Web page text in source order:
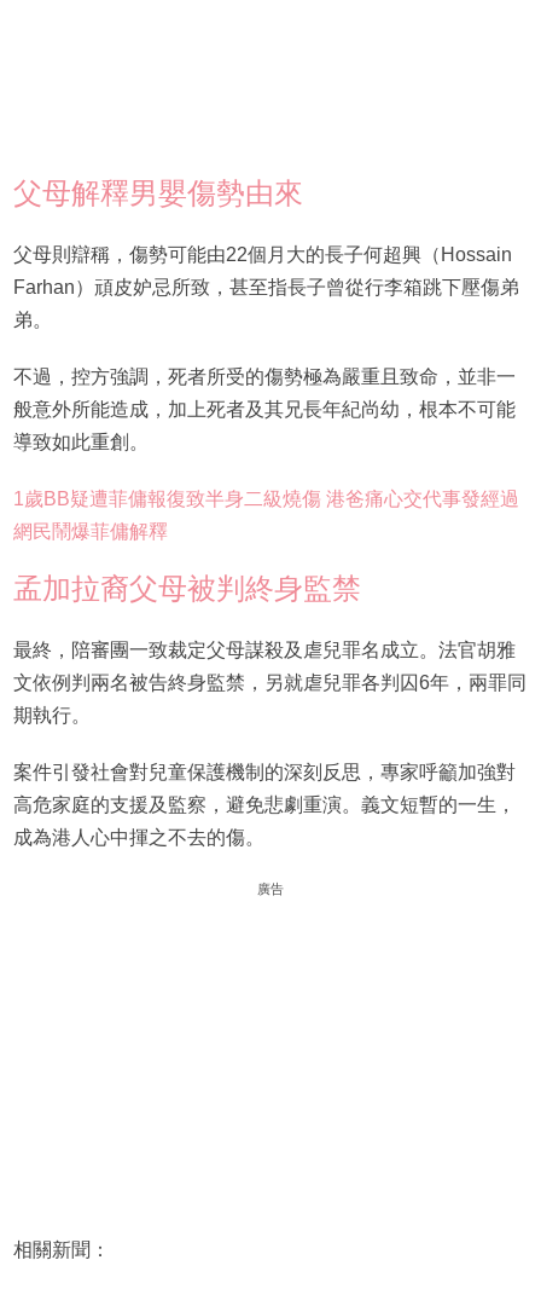
父母解釋男嬰傷勢由來
父母則辯稱，傷勢可能由22個月大的長子何超興（Hossain
Farhan）頑皮妒忌所致，甚至指長子曾從行李箱跳下壓傷弟
弟。
不過，控方強調，死者所受的傷勢極為嚴重且致命，並非一
般意外所能造成，加上死者及其兄長年紀尚幼，根本不可能
導致如此重創。
1歲BB疑遭菲傭報復致半身二級燒傷 港爸痛心交代事發經過
網民鬧爆菲傭解釋
孟加拉裔父母被判終身監禁
最終，陪審團一致裁定父母謀殺及虐兒罪名成立。法官胡雅
文依例判兩名被告終身監禁，另就虐兒罪各判囚6年，兩罪同
期執行。
案件引發社會對兒童保護機制的深刻反思，專家呼籲加強對
高危家庭的支援及監察，避免悲劇重演。義文短暫的一生，
成為港人心中揮之不去的傷。
廣告
相關新聞：